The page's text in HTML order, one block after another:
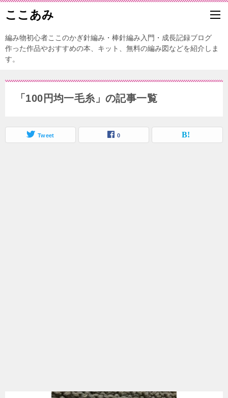
ここあみ
編み物初心者ここのかぎ針編み・棒針編み入門・成長記録ブログ
作った作品やおすすめの本、キット、無料の編み図などを紹介しま
す。
「100円均一毛糸」の記事一覧
Tweet 0